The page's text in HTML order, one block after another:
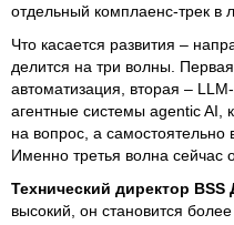
отдельный комплаенс-трек
Что касается развития –
делится на три волны.
автоматизация, вторая –
агентные системы agentic AI,
на вопрос, а самостоятельно
Именно третья волна сейчас
Технический директор
высокий, он становится